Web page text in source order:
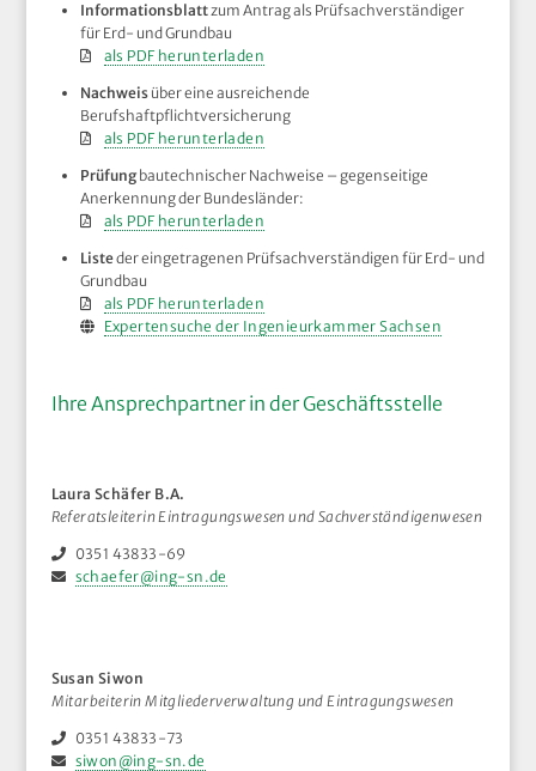
Informationsblattzum Antrag als Prüfsachverständiger
für Erd- und Grundbau
als PDF herunterladen
Nachweisüber eine ausreichende
Berufshaftpflichtversicherung
als PDF herunterladen
Prüfungbautechnischer Nachweise – gegenseitige
Anerkennung der Bundesländer:
als PDF herunterladen
Listeder eingetragenen Prüfsachverständigen für Erd- und
Grundbau
als PDF herunterladen
Expertensuche der Ingenieurkammer Sachsen
Ihre Ansprechpartner in der Geschäftsstelle
Laura Schäfer B.A.
Referatsleiterin Eintragungswesen und Sachverständigenwesen
0351 43833-69
schaefer@ing-sn.de
Susan Siwon
Mitarbeiterin Mitgliederverwaltung und Eintragungswesen
0351 43833-73
siwon@ing-sn.de